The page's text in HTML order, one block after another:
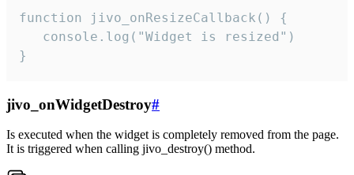
function jivo_onResizeCallback() {
   console.log("Widget is resized")
}
jivo_onWidgetDestroy#
Is executed when the widget is completely removed from the page.
It is triggered when calling jivo_destroy() method.